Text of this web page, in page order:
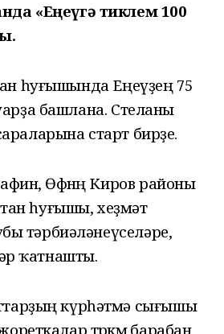
«Еңеүгә тиклем 100
һуғышында Еңеүҙең 75
башлана. Стеланы
старт бирҙе.
Өфөнөң Киров районы
һуғышы, хеҙмәт
тәрбиәләнеүселәре,
ҡатнашты.
күрһәтмә сығышы
төркөмө барабан